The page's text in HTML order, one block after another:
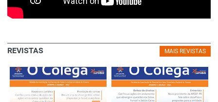
MAIS REVISTAS
REVISTAS